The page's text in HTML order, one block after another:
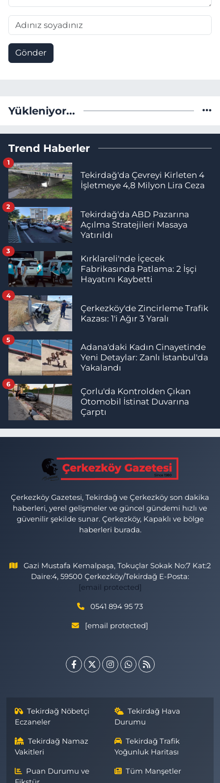
Gönder
Yükleniyor...
Trend Haberler
Tekirdağ'da Çevreyi Kirleten 4
İşletmeye 4,8 Milyon Lira Ceza
1
Tekirdağ'da ABD Pazarına
Açılma Stratejileri Masaya
Yatırıldı
2
Kırklareli'nde İçecek
Fabrikasında Patlama: 2 İşçi
Hayatını Kaybetti
3
Çerkezköy'de Zincirleme Trafik
Kazası: 1'i Ağır 3 Yaralı
4
Adana'daki Kadın Cinayetinde
Yeni Detaylar: Zanlı İstanbul'da
Yakalandı
5
Çorlu'da Kontrolden Çıkan
Otomobil İstinat Duvarına
Çarptı
6
Çerkezköy Gazetesi, Tekirdağ ve Çerkezköy son dakika
haberleri, yerel gelişmeler ve güncel gündemi hızlı ve
güvenilir şekilde sunar. Çerkezköy, Kapaklı ve bölge
haberleri burada.
Gazi Mustafa Kemalpaşa, Tokuçlar Sokak No:7 Kat:2
Daire:4, 59500 Çerkezköy/Tekirdağ E-Posta:
[email protected]
0541 894 95 73
[email protected]
Tekirdağ Nöbetçi
Eczaneler
Tekirdağ Hava
Durumu
Tekirdağ Namaz
Vakitleri
Tekirdağ Trafik
Yoğunluk Haritası
Puan Durumu ve
Tüm Manşetler